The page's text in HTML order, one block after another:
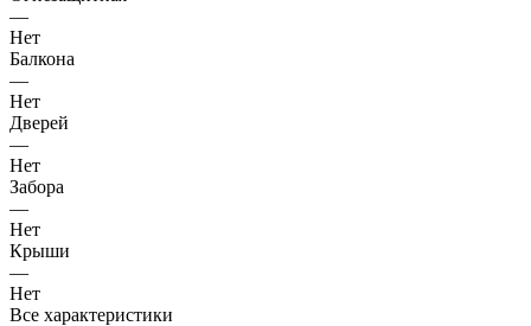
—
Нет
Балкона
—
Нет
Дверей
—
Нет
Забора
—
Нет
Крыши
—
Нет
Все характеристики